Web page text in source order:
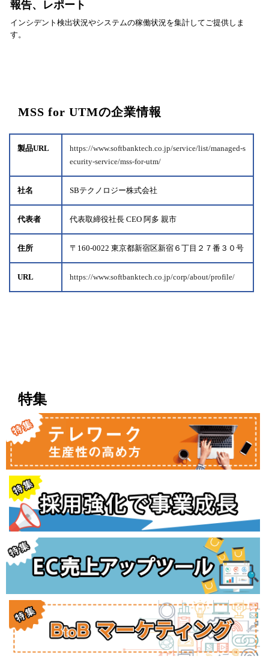
報告、レポート
インシデント検出状況やシステムの稼働状況を集計してご提供しま
す。
MSS for UTMの企業情報
製品URL
https://www.softbanktech.co.jp/service/list/managed-s
ecurity-service/mss-for-utm/
社名 SBテクノロジー株式会社
代表者 代表取締役社長 CEO 阿多 親市
住所 〒160-0022 東京都新宿区新宿６丁目２７番３０号
URL https://www.softbanktech.co.jp/corp/about/profile/
特集